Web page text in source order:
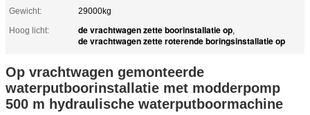
Gewicht:
29000kg
Hoog licht:
de vrachtwagen zette boorinstallatie op,
de vrachtwagen zette roterende boringsinstallatie op
Op vrachtwagen gemonteerde
waterputboorinstallatie met modderpomp
500 m hydraulische waterputboormachine